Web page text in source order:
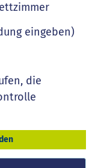
eingeben)
die